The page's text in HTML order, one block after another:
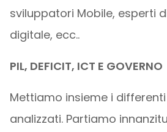
sviluppatori Mobile, esperti
digitale, ecc..
PIL, DEFICIT, ICT E GOVERNO
Mettiamo insieme i
analizzati. Partiamo